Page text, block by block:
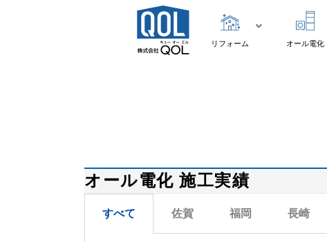
リフォーム オール電化
オール電化 施工実績
すべて 佐賀 福岡 長崎